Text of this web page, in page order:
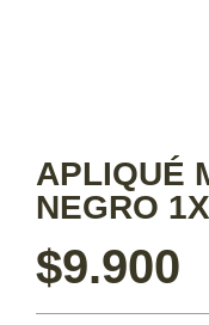
APLIQUÉ
NEGRO
$9.900